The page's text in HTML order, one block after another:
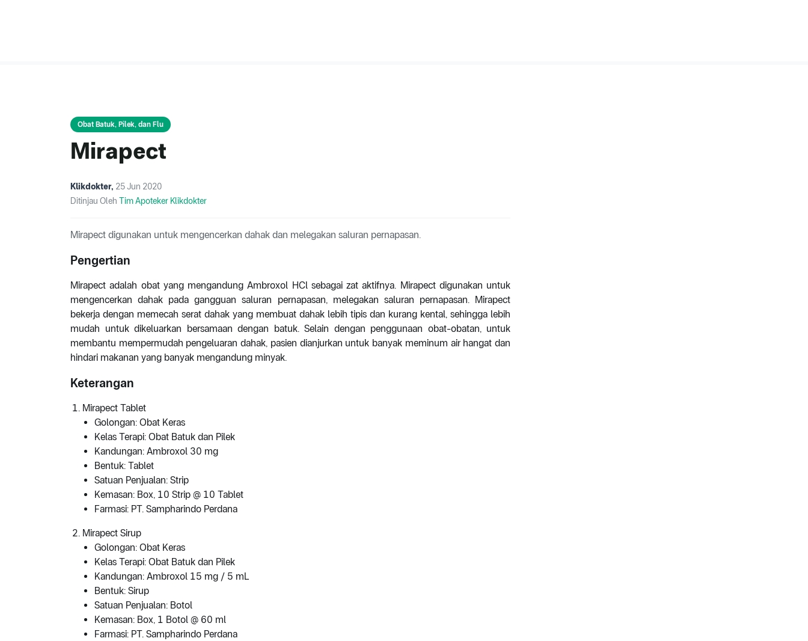
Obat Batuk, Pilek, dan Flu
Mirapect
Klikdokter, 25 Jun 2020
Ditinjau Oleh Tim Apoteker Klikdokter
Mirapect digunakan untuk mengencerkan dahak dan melegakan saluran pernapasan.
Pengertian
Mirapect adalah obat yang mengandung Ambroxol HCl sebagai zat aktifnya. Mirapect digunakan untuk
mengencerkan dahak pada gangguan saluran pernapasan, melegakan saluran pernapasan. Mirapect
bekerja dengan memecah serat dahak yang membuat dahak lebih tipis dan kurang kental, sehingga lebih
mudah untuk dikeluarkan bersamaan dengan batuk. Selain dengan penggunaan obat-obatan, untuk
membantu mempermudah pengeluaran dahak, pasien dianjurkan untuk banyak meminum air hangat dan
hindari makanan yang banyak mengandung minyak.
Keterangan
Mirapect Tablet
Golongan: Obat Keras
Kelas Terapi: Obat Batuk dan Pilek
Kandungan: Ambroxol 30 mg
Bentuk: Tablet
Satuan Penjualan: Strip
Kemasan: Box, 10 Strip @ 10 Tablet
Farmasi: PT. Sampharindo Perdana
Mirapect Sirup
Golongan: Obat Keras
Kelas Terapi: Obat Batuk dan Pilek
Kandungan: Ambroxol 15 mg / 5 mL
Bentuk: Sirup
Satuan Penjualan: Botol
Kemasan: Box, 1 Botol @ 60 ml
Farmasi: PT. Sampharindo Perdana